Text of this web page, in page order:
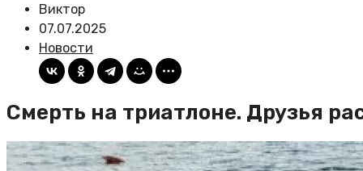
Виктор
07.07.2025
Новости
Смерть на триатлоне. Друзья